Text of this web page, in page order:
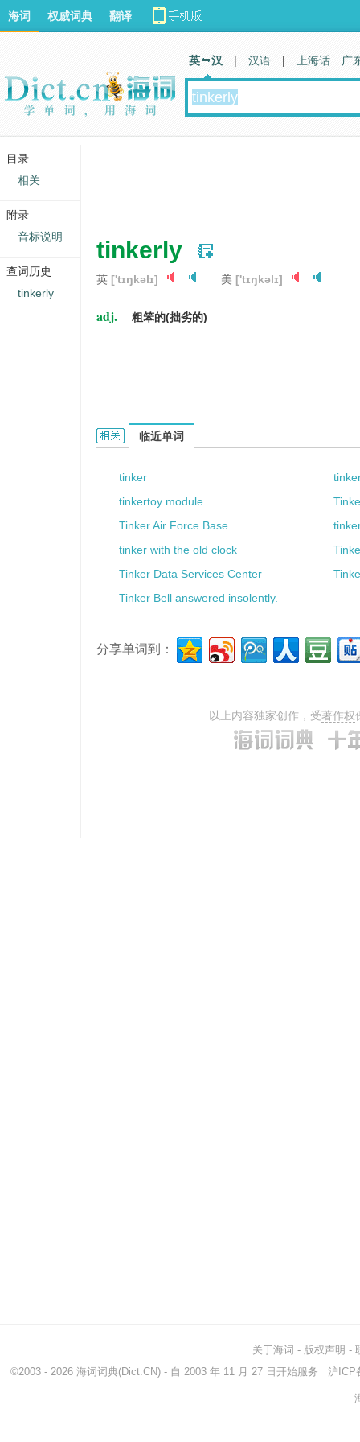
tinkerly
英 ['tɪŋkəlɪ] 美 ['tɪŋkəlɪ]
adj. 粗笨的(拙劣的)
tinkerly的相关资料：
临近单词
tinker
tinkertoy module
Tinker Air Force Base
tinker with the old clock
Tinker Data Services Center
Tinker Bell answered insolently.
分享单词到：
以上内容独家创作，受著作权
海词 权威词典 翻译
英 汉 | 汉语 | 上海话 广
关于海词 - 版权声明 -
©2003 - 2026 海词词典(Dict.CN) - 自 2003 年 11 月 27 日开始服务 沪ICP
目录
相关
附录
音标说明
查词历史
tinkerly